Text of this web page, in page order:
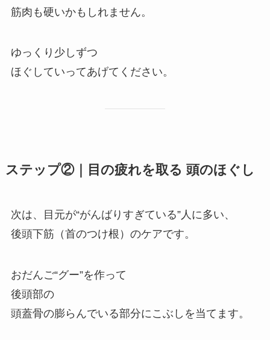
筋肉も硬いかもしれません。
ゆっくり少しずつ
ほぐしていってあげてください。
ステップ②｜目の疲れを取る 頭のほぐし
次は、目元が“がんばりすぎている”人に多い、
後頭下筋（首のつけ根）のケアです。
おだんご“グー”を作って
後頭部の
頭蓋骨の膨らんでいる部分にこぶしを当てます。